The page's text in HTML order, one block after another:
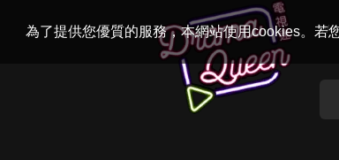
為了提供您優質的服務，本網站使用cookies。若